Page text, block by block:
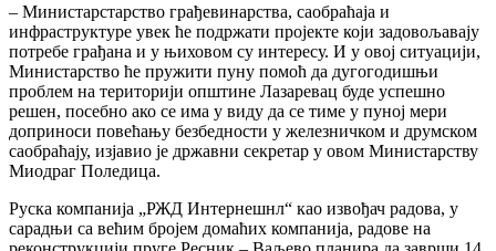
– Министарстарство грађевинарства, саобраћаја и
инфраструктуре увек ће подржати пројекте који задовољавају
потребе грађана и у њиховом су интересу. И у овој ситуацији,
Министарство ће пружити пуну помоћ да дугогодишњи
проблем на територији општине Лазаревац буде успешно
решен, посебно ако се има у виду да се тиме у пуној мери
доприноси повећању безбедности у железничком и друмском
саобраћају, изјавио је државни секретар у овом Министарству
Миодраг Поледица.
Руска компанија „РЖД Интернешнл“ као извођач радова, у
сарадњи са већим бројем домаћих компанија, радове на